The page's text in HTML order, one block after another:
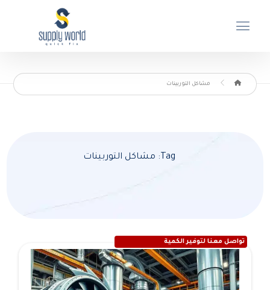
مشاكل التوربينات
Tag: مشاكل التوربينات
تواصل معنا لتوفير الكمية